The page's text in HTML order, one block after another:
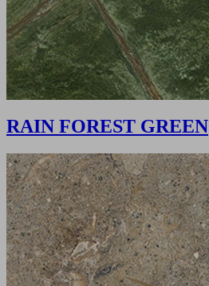
RAIN FOREST GREEN